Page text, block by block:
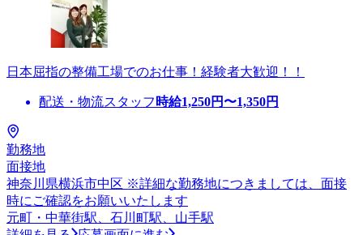
日本屈指の整備工場でのお仕事！経験者大歓迎！！
配送・物流スタッフ 時給1,250円〜1,350円
勤務地
面接地
神奈川県横浜市中区 ※詳細な勤務地につきましては、面接
時にご確認をお願いいたします
元町・中華街駅、石川町駅、山手駅